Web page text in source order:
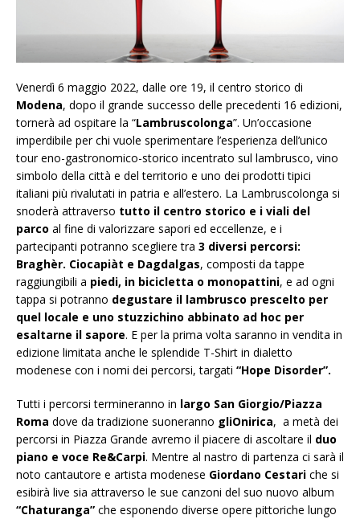
Venerdì 6 maggio 2022, dalle ore 19, il centro storico di
Modena, dopo il grande successo delle precedenti 16 edizioni,
tornerà ad ospitare la “Lambruscolonga”. Un’occasione
imperdibile per chi vuole sperimentare l’esperienza dell’unico
tour eno-gastronomico-storico incentrato sul lambrusco, vino
simbolo della città e del territorio e uno dei prodotti tipici
italiani più rivalutati in patria e all’estero. La Lambruscolonga si
snoderà attraverso tutto il centro storico e i viali del
parco al fine di valorizzare sapori ed eccellenze, e i
partecipanti potranno scegliere tra 3 diversi percorsi:
Braghèr. Ciocapiàt e Dagdalgas, composti da tappe
raggiungibili a piedi, in bicicletta o monopattini, e ad ogni
tappa si potranno degustare il lambrusco prescelto per
quel locale e uno stuzzichino abbinato ad hoc per
esaltarne il sapore. E per la prima volta saranno in vendita in
edizione limitata anche le splendide T-Shirt in dialetto
modenese con i nomi dei percorsi, targati “Hope Disorder”.
Tutti i percorsi termineranno in largo San Giorgio/Piazza
Roma dove da tradizione suoneranno gliOnirica, a metà dei
percorsi in Piazza Grande avremo il piacere di ascoltare il duo
piano e voce Re&Carpi. Mentre al nastro di partenza ci sarà il
noto cantautore e artista modenese Giordano Cestari che si
esibirà live sia attraverso le sue canzoni del suo nuovo album
“Chaturanga” che esponendo diverse opere pittoriche lungo